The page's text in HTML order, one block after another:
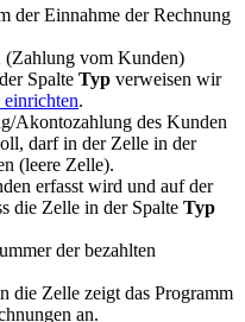
der Einnahme der Rechnung
(Zahlung vom Kunden)
Spalte Typ verweisen wir
einrichten.
Akontozahlung des Kunden
darf in der Zelle in der
(leere Zelle).
erfasst wird und auf der
die Zelle in der Spalte Typ
der bezahlten
die Zelle zeigt das Programm
an.